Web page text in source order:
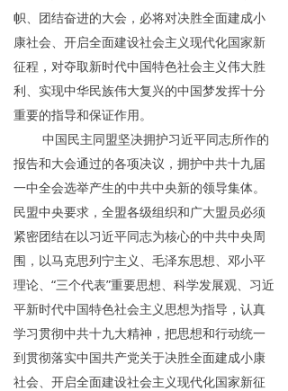
帜、团结奋进的大会，必将对决胜全面建成小
康社会、开启全面建设社会主义现代化国家新
征程，对夺取新时代中国特色社会主义伟大胜
利、实现中华民族伟大复兴的中国梦发挥十分
重要的指导和保证作用。
中国民主同盟坚决拥护习近平同志所作的
报告和大会通过的各项决议，拥护中共十九届
一中全会选举产生的中共中央新的领导集体。
民盟中央要求，全盟各级组织和广大盟员必须
紧密团结在以习近平同志为核心的中共中央周
围，以马克思列宁主义、毛泽东思想、邓小平
理论、“三个代表”重要思想、科学发展观、习近
平新时代中国特色社会主义思想为指导，认真
学习贯彻中共十九大精神，把思想和行动统一
到贯彻落实中国共产党关于决胜全面建成小康
社会、开启全面建设社会主义现代化国家新征